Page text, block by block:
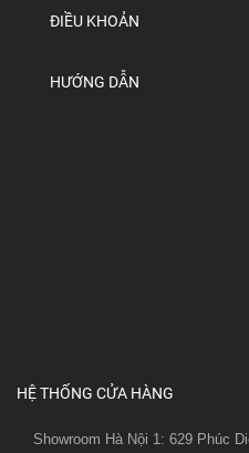
ĐIỀU KHOẢN
HƯỚNG DẪN
HỆ THỐNG CỬA HÀNG
Showroom Hà Nội 1: 629 Phúc